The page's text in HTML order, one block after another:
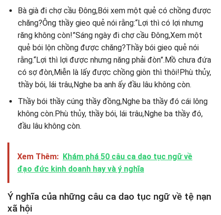
Bà già đi chợ cầu Đông,Bói xem một quẻ có chồng được
chăng?Ông thầy gieo quẻ nói rằng:“Lợi thì có lợi nhưng
răng không còn!”Sáng ngày đi chợ cầu Đông,Xem một
quẻ bói lộn chồng được chăng?Thầy bói gieo quẻ nói
rằng.“Lợi thì lợi được nhưng năng phải đòn”.Mồ chưa đứa
có sợ đòn,Miễn là lấy được chồng giòn thì thôi!Phù thủy,
thầy bói, lái trâu,Nghe ba anh ấy đầu lâu không còn.
Thầy bói thầy cúng thầy đồng,Nghe ba thầy đó cái lông
không còn.Phù thủy, thầy bói, lái trâu,Nghe ba thầy đó,
đầu lâu không còn.
Xem Thêm: Khám phá 50 câu ca dao tục ngữ về
đạo đức kinh doanh hay và ý nghĩa
Ý nghĩa của những câu ca dao tục ngữ về tệ nạn
xã hội